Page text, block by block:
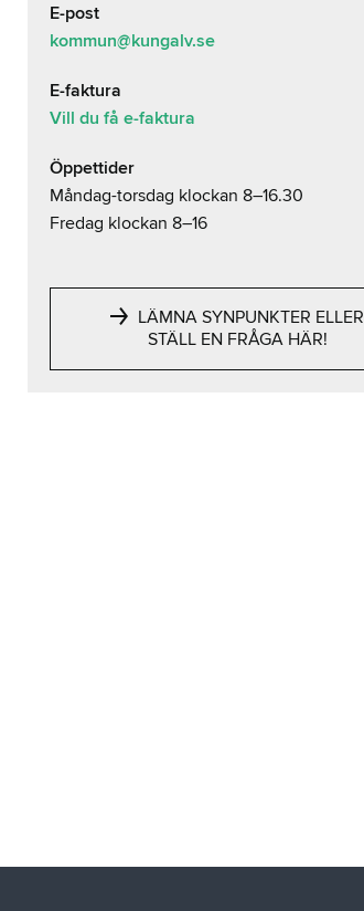
E-post
kommun@kungalv.se
E-faktura
Vill du få e-faktura
Öppettider
Måndag-torsdag klockan 8–16.30
Fredag klockan 8–16
LÄMNA SYNPUNKTER ELLER
STÄLL EN FRÅGA HÄR!